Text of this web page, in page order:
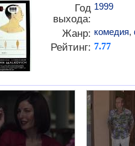
Год
выхода:
1999
Жанр: комедия,
Рейтинг: 7.77